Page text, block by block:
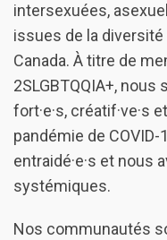
intersexuées,
issues de la
Canada. À titre de
2SLGBTQQIA+,
fort·e·s, créatif·ve·s
pandémie de
entraidé·e·s et nous
systémiques.
Nos communautés